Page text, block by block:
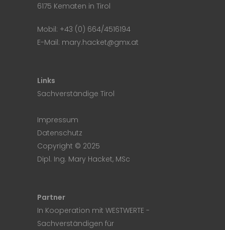
6175 Kematen in Tirol
Mobil: +43 (0) 664/4516194
E-Mail: mary.hacket@gmx.at
Links
Sachverständige Tirol
Impressum
Datenschutz
Copyright © 2025
Dipl. Ing. Mary Hacket, MSc
Partner
In Kooperation mit WESTWERTE -
Sachverständigen für